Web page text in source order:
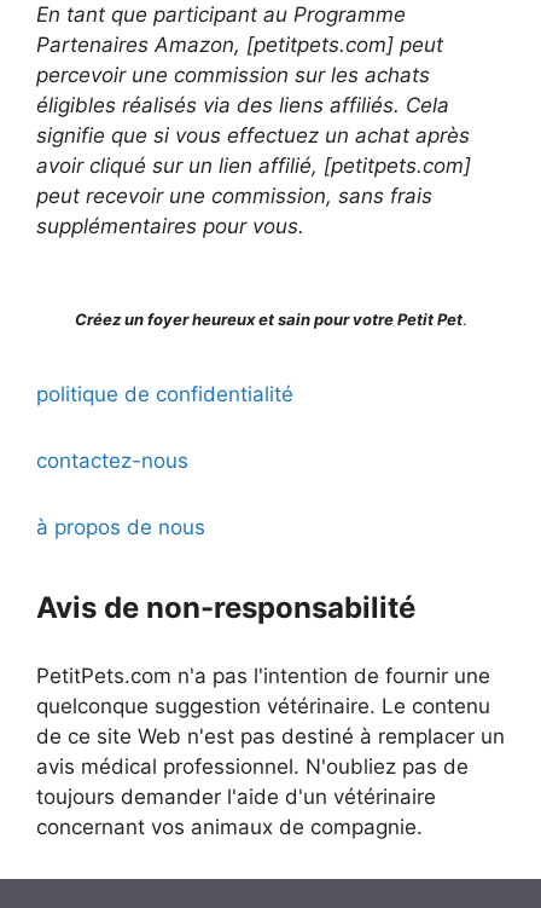
En tant que participant au Programme
Partenaires Amazon, [petitpets.com] peut
percevoir une commission sur les achats
éligibles réalisés via des liens affiliés. Cela
signifie que si vous effectuez un achat après
avoir cliqué sur un lien affilié, [petitpets.com]
peut recevoir une commission, sans frais
supplémentaires pour vous.
Créez un foyer heureux et sain pour votre Petit Pet.
politique de confidentialité
contactez-nous
à propos de nous
Avis de non-responsabilité
PetitPets.com n'a pas l'intention de fournir une
quelconque suggestion vétérinaire. Le contenu
de ce site Web n'est pas destiné à remplacer un
avis médical professionnel. N'oubliez pas de
toujours demander l'aide d'un vétérinaire
concernant vos animaux de compagnie.